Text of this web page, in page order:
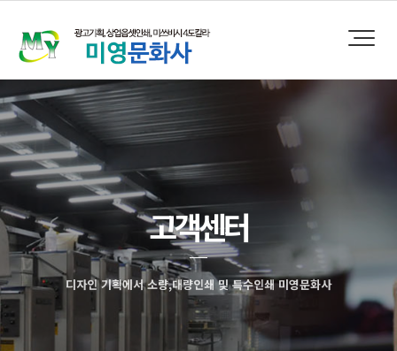
고객센터
디자인 기획에서 소량,대량인쇄 및 특수인쇄 미영문화사